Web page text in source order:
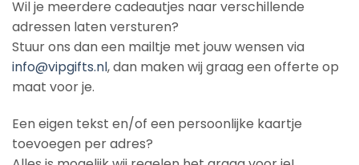
Wil je meerdere cadeautjes naar verschillende
adressen laten versturen?
Stuur ons dan een mailtje met jouw wensen via
info@vipgifts.nl, dan maken wij graag een offerte op
maat voor je.
Een eigen tekst en/of een persoonlijke kaartje
toevoegen per adres?